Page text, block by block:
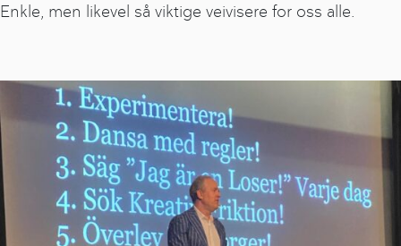
Enkle, men likevel så viktige veivisere for oss alle.